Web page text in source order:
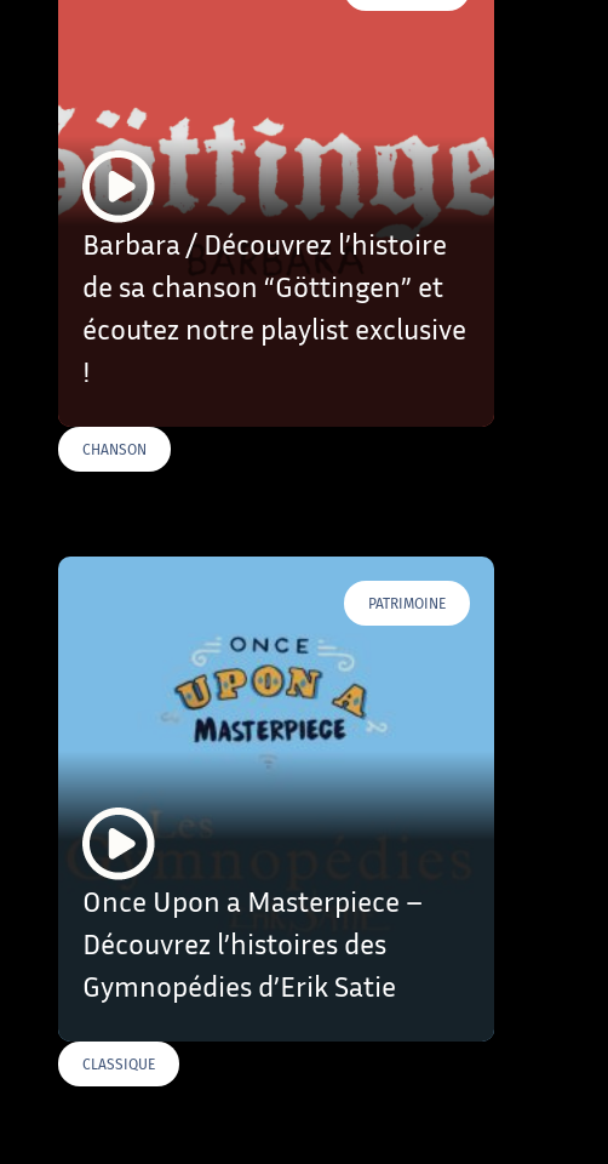
Barbara / Découvrez l’histoire
de sa chanson “Göttingen” et
écoutez notre playlist exclusive
!
CHANSON
PATRIMOINE
Once Upon a Masterpiece –
Découvrez l’histoires des
Gymnopédies d’Erik Satie
CLASSIQUE